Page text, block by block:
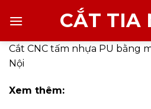
đến
dung
CẮT TIA
Cắt CNC tấm nhựa PU bằng
Nội
Xem thêm: